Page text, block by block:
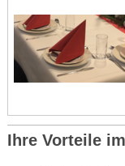
Ihre Vorteile